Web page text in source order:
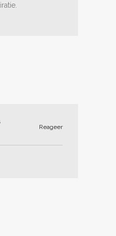
Reageer